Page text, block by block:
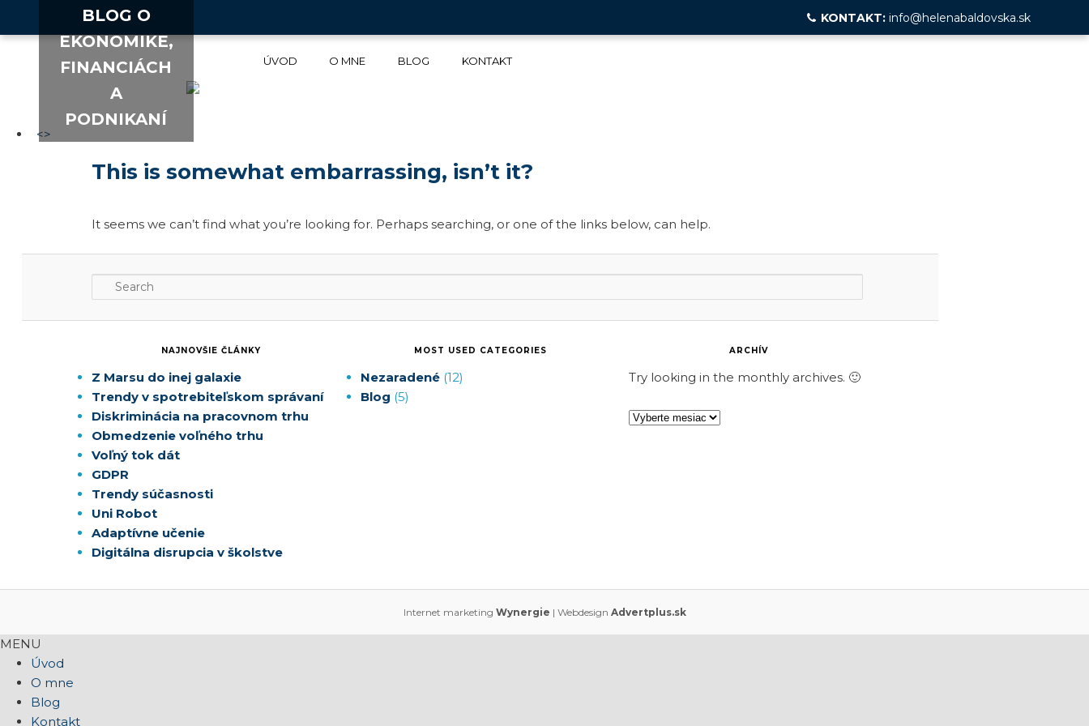
KONTAKT: info@helenabaldovska.sk
ÚVOD O MNE BLOG KONTAKT
BLOG O
EKONOMIKE,
FINANCIÁCH
A
PODNIKANÍ
<>
This is somewhat embarrassing, isn’t it?
It seems we can’t find what you’re looking for. Perhaps searching, or one of the links below, can help.
Search
NAJNOVŠIE ČLÁNKY
Z Marsu do inej galaxie
Trendy v spotrebiteľskom správaní
Diskriminácia na pracovnom trhu
Obmedzenie voľného trhu
Voľný tok dát
GDPR
Trendy súčasnosti
Uni Robot
Adaptívne učenie
Digitálna disrupcia v školstve
MOST USED CATEGORIES
Nezaradené(12)
Blog (5)
ARCHÍV
Try looking in the monthly archives. 🙂
A
Internet marketing Wynergie | Webdesign Advertplus.sk
MENU
Úvod
O mne
Blog
Kontakt